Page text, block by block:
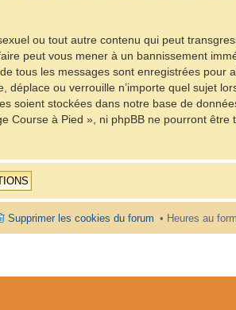
ou tout autre contenu qui peut
peut vous mener à un bannissement
tous les messages sont enregistrées pour
ou verrouille n’importe quel sujet
soient stockées dans notre base de
Course à Pied », ni phpBB ne pourront être
Heures au
Supprimer les cookies du forum